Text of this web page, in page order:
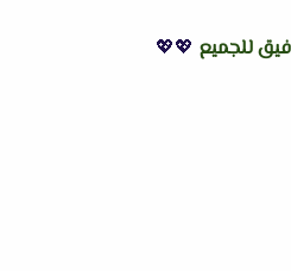
للجميع 💖💖